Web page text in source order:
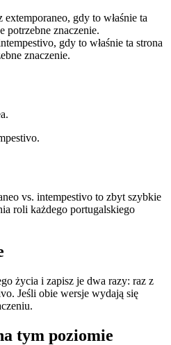
extemporaneo, gdy to właśnie ta
potrzebne znaczenie.
gdy to właśnie ta strona
znaczenie.
vs. intempestivo to zbyt szybkie
roli każdego portugalskiego
życia i zapisz je dwa razy: raz z
Jeśli obie wersje wydają się
tym poziomie